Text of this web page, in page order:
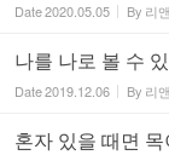
Date2020.05.05 By 리
나를 나로 볼 수
Date2019.12.06 By 리
혼자 있을 때면